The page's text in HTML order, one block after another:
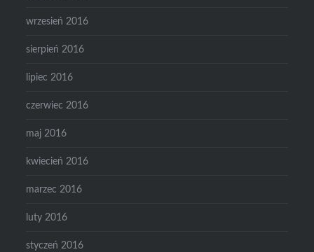
wrzesień 2016
sierpień 2016
lipiec 2016
czerwiec 2016
maj 2016
kwiecień 2016
marzec 2016
luty 2016
styczeń 2016